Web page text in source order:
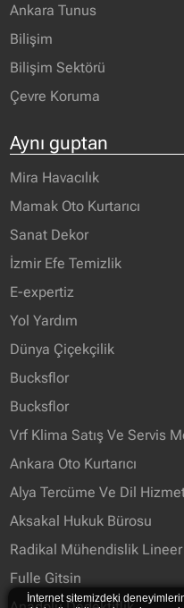
Ankara Tunus
Bilişim
Bilişim Sektörü
Çevre Koruma
Aynı guptan
Mira Havacılık
Mamak Oto Kurtarıcı
Sanat Dekor
İzmir Efe Temizlik
E-expertiz
Yol Yardım
Dünya Çiçekçilik
Bucksflor
Bucksflor
Vrf Klima Satış Ve Servis
Ankara Oto Kurtarıcı
Alya Tercüme Ve Dil
Aksakal Hukuk Bürosu
Radikal Mühendislik
Fulle Gitsin
İnternet sitemizdeki